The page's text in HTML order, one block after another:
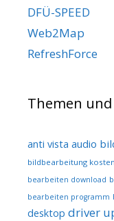
DFÜ-SPEED
Web2Map
RefreshForce
Themen
anti vista audio
bildbearbeitung
bearbeiten download
bearbeiten programm
desktop driver